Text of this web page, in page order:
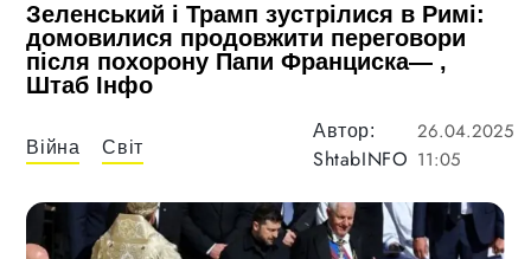
Зеленський і Трамп зустрілися в Римі:
домовилися продовжити переговори
після похорону Папи Франциска— ,
Штаб Інфо
Війна Світ
Автор:
ShtabINFO
26.04.2025
11:05